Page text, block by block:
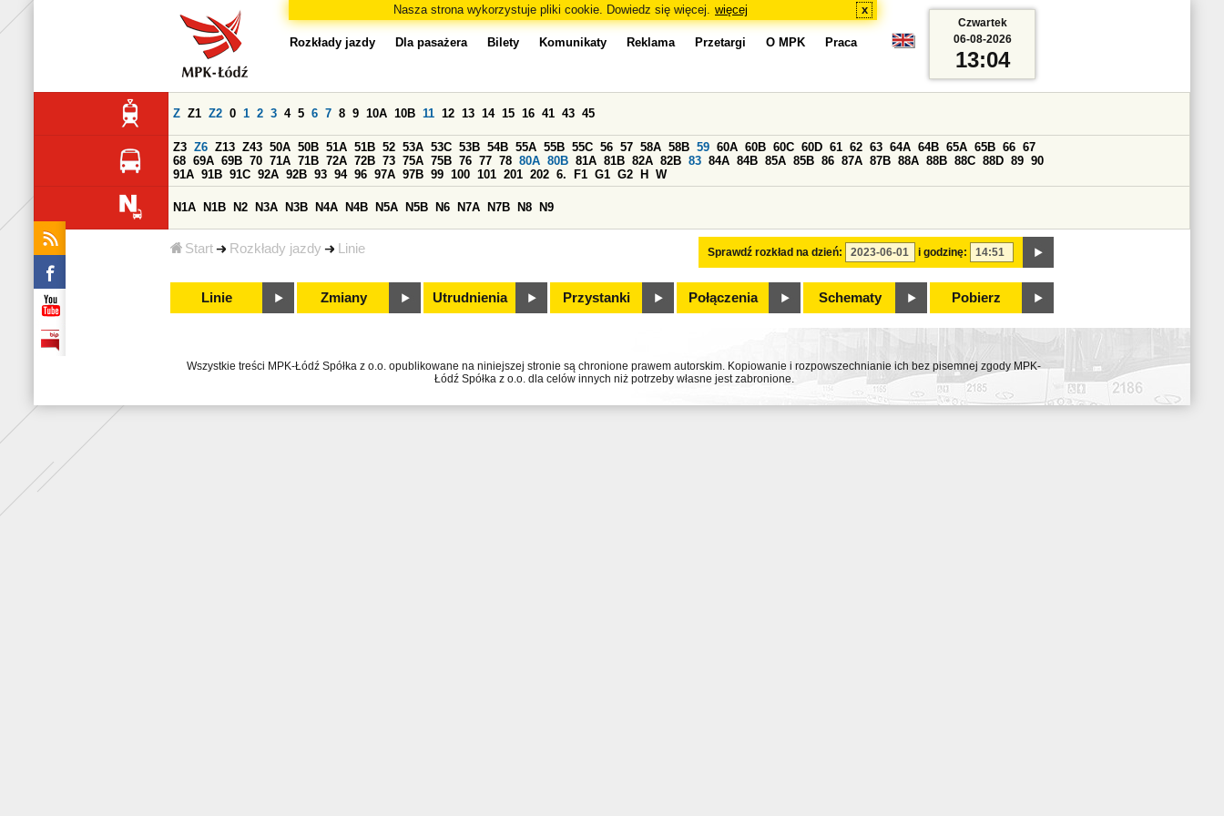
Nasza strona wykorzystuje pliki cookie. Dowiedz się więcej. więcej x
Start Rozkłady jazdy Linie
Rozkłady jazdy Dla pasażera Bilety Komunikaty Reklama Przetargi O MPK Praca
Sprawdź rozkład na dzień: i godzinę:
Z Z1 Z2 0 1 2 3 4 5 6 7 8 9 10A 10B 11 12 13 14 15 16 41 43 45
Z3 Z6 Z13 Z43 50A 50B 51A 51B 52 53A 53C 53B 54B 55A 55B 55C 56 57 58A 58B 59 60A 60B 60C 60D 61 62 63 64A 64B 65A 65B 66 67
68 69A 69B 70 71A 71B 72A 72B 73 75A 75B 76 77 78 80A 80B 81A 81B 82A 82B 83 84A 84B 85A 85B 86 87A 87B 88A 88B 88C 88D 89 90
91A 91B 91C 92A 92B 93 94 96 97A 97B 99 100 101 201 202 6. F1 G1 G2 H W
N1A N1B N2 N3A N3B N4A N4B N5A N5B N6 N7A N7B N8 N9
Linie Zmiany Utrudnienia Przystanki Połączenia Schematy Pobierz
Czwartek
06-08-2026
13:04
Wszystkie treści MPK-Łódź Spółka z o.o. opublikowane na niniejszej stronie są chronione prawem autorskim. Kopiowanie i rozpowszechnianie ich bez pisemnej zgody MPK-
Łódź Spółka z o.o. dla celów innych niż potrzeby własne jest zabronione.